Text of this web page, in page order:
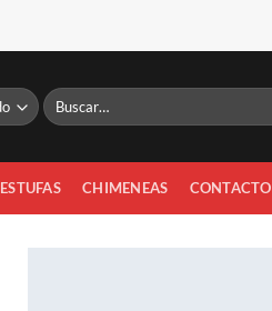
Buscar
por:
ESTUFAS CHIMENEAS CONTACTO